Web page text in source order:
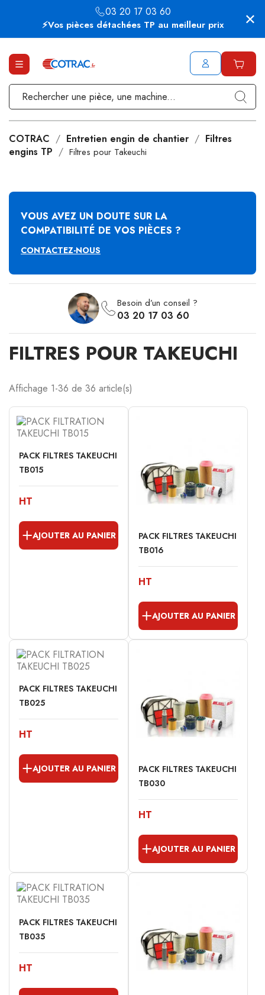
⚡Vos pièces détachées TP au meilleur prix
03 20 17 03 60
COTRAC Entretien engin de chantier
Filtres
engins TP
Filtres pour Takeuchi
VOUS AVEZ UN DOUTE SUR LA
COMPATIBILITÉ DE VOS PIÈCES ?
CONTACTEZ-NOUS
Besoin d’un conseil ?
03 20 17 03 60
FILTRES POUR TAKEUCHI
Affichage 1-36 de 36 article(s)
PACK FILTRES TAKEUCHI
TB015
HT
AJOUTER AU PANIER
PACK FILTRES TAKEUCHI
TB016
HT
AJOUTER AU PANIER
PACK FILTRES TAKEUCHI
TB025
HT
AJOUTER AU PANIER
PACK FILTRES TAKEUCHI
TB030
HT
AJOUTER AU PANIER
PACK FILTRES TAKEUCHI
TB035
HT